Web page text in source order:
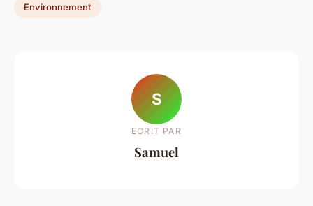
Environnement
S
ECRIT PAR
Samuel